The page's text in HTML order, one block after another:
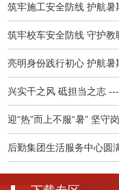
筑牢施工安全防线 护航暑期改造建
筑牢校车安全防线 守护教职工出行平安
亮明身份践行初心 护航暑期食品安全
兴实干之风 砥担当之志 -----后勤集团总经
迎“热”而上不服“暑” 坚守岗位促建设
后勤集团生活服务中心圆满完成